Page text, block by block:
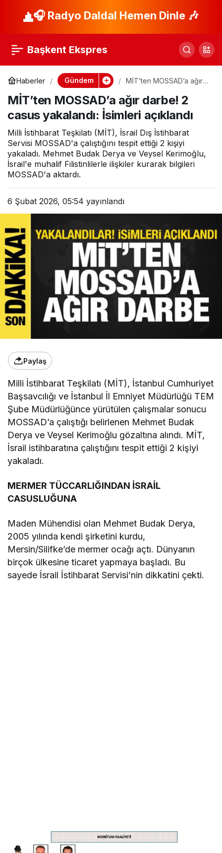
🎧 Radyo Daldal Hemen Dinle 🎶
Başkent Ekspres
Haberler Gündem
MİT’ten MOSSAD’a ağır
İsimleri açıklandı
MİT’ten MOSSAD’a ağır darbe! 2
casus yakalandı: İsimleri açıklandı
Milli İstihbarat Teşkilatı (MİT), İsrail Dış İstihbarat
Servisi MOSSAD'a çalıştığını tespit ettiği 2 kişiyi
yakaladı. Mehmet Budak Derya ve Veysel Kerimoğlu,
İsrail'e muhalif Filistinlilerle ilişkiler kurarak bilgileri
MOSSAD'a aktardı.
6 Şubat 2026, 05:54 yayınlandı
Paylaş
Milli İstihbarat Teşkilatı (MİT), İstanbul Cumhuriyet
Başsavcılığı ve İstanbul İl Emniyet Müdürlüğü TEM
Şube Müdürlüğünce yürütülen çalışmalar sonucu
MOSSAD’a çalıştığı belirlenen Mehmet Budak
Derya ve Veysel Kerimoğlu gözaltına alındı. MİT,
İsrail istihbaratına çalıştığını tespit ettiği 2 kişiyi
yakaladı.
MERMER TÜCCARLIĞINDAN İSRAİL
CASUSLUĞUNA
Maden Mühendisi olan Mehmet Budak Derya,
2005 yılında kendi şirketini kurdu,
Mersin/Silifke’de mermer ocağı açtı. Dünyanın
birçok ülkesine ticaret yapmaya başladı. Bu
sayede İsrail İstihbarat Servisi’nin dikkatini çekti.
CHP Bursa’dan 6 Paylaş